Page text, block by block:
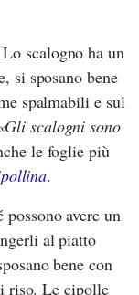
Lo scalogno ha un
si sposano bene
spalmabili e sul
Gli scalogni sono
le foglie più
.
avere un
al piatto
bene con
riso. Le cipolle